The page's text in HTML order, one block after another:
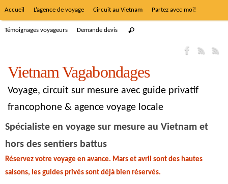
Accueil L’agence de voyage Circuit au Vietnam Partez avec moi!
Témoignages voyageurs Demande devis
Vietnam Vagabondages
Voyage, circuit sur mesure avec guide privatif
francophone & agence voyage locale
Spécialiste en voyage sur mesure au Vietnam et
hors des sentiers battus
Réservez votre voyage en avance. Mars et avril sont des hautes
saisons, les guides privés sont déjà bien réservés.